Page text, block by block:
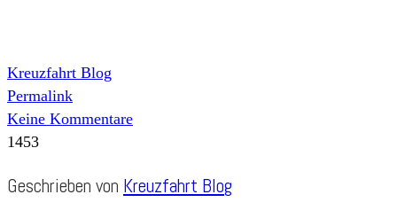
Kreuzfahrt Blog
Permalink
Keine Kommentare
1453
Geschrieben von Kreuzfahrt Blog